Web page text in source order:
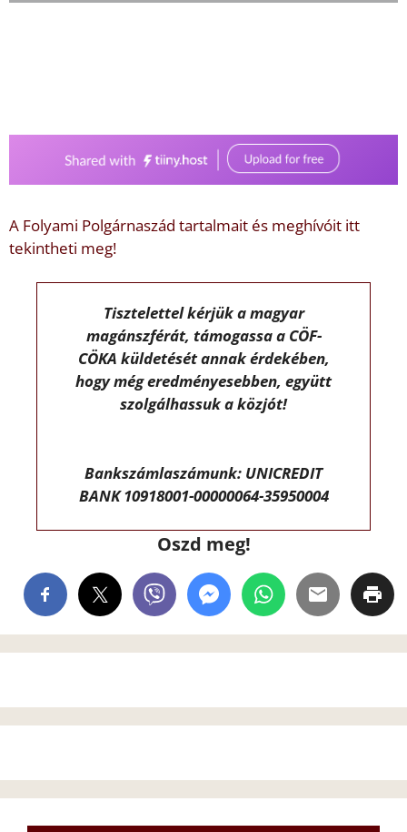
A Folyami Polgárnaszád tartalmait és meghívóit itt
tekintheti meg!
Tisztelettel kérjük a magyar
magánszférát, támogassa a CÖF-
CÖKA küldetését annak érdekében,
hogy még eredményesebben, együtt
szolgálhassuk a közjót!
Bankszámlaszámunk: UNICREDIT
BANK 10918001-00000064-35950004
Oszd meg!